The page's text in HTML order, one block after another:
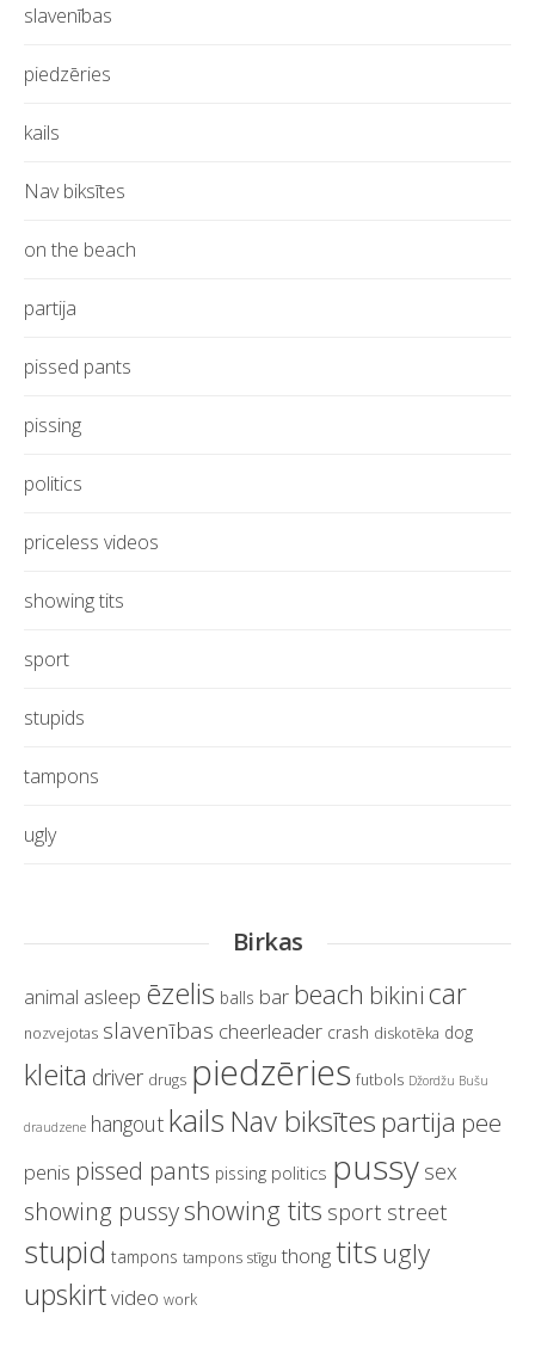
slavenības
piedzēries
kails
Nav biksītes
on the beach
partija
pissed pants
pissing
politics
priceless videos
showing tits
sport
stupids
tampons
ugly
Birkas
animal asleep ēzelis balls bar beach bikinicar
nozvejotas slavenības cheerleader crash diskotēka dog
kleita driver drugs piedzēries futbols Džordžu Bušu
draudzene hangout kails Nav biksītespartija pee
penis pissed pants pissing politics pussy sex
showing pussyshowing tits sport street
stupid tampons tampons stīgu thongtits ugly
upskirtvideo work